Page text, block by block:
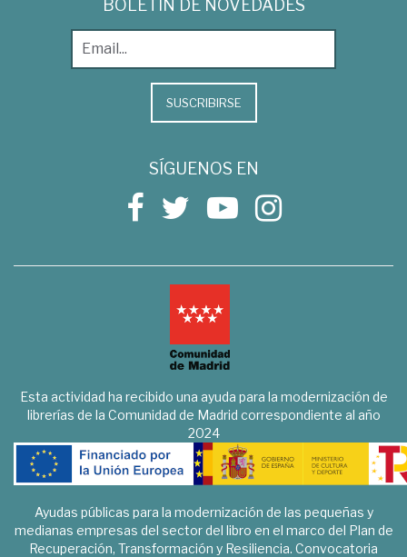
BOLETÍN DE NOVEDADES
SUSCRIBIRSE
SÍGUENOS EN
Esta actividad ha recibido una ayuda para la modernización de
librerías de la Comunidad de Madrid correspondiente al año
2024
Ayudas públicas para la modernización de las pequeñas y
medianas empresas del sector del libro en el marco del Plan de
Recuperación, Transformación y Resiliencia. Convocatoria